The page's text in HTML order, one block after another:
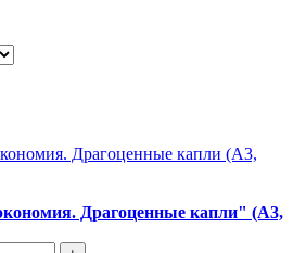
Драгоценные капли" (A3,